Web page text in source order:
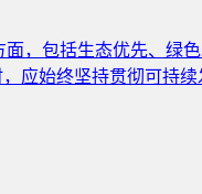
，包括生态优先、绿
应始终坚持贯彻可持